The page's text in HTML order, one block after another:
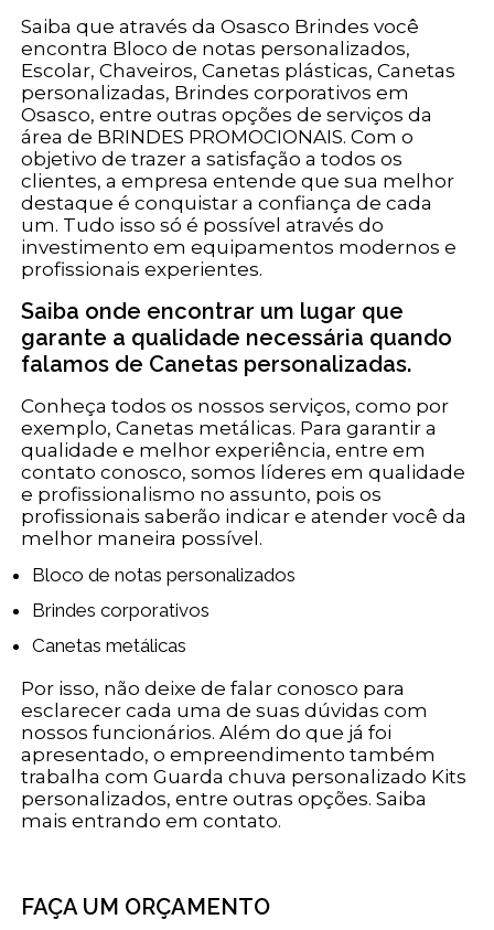
Saiba que através da Osasco Brindes você
encontra Bloco de notas personalizados,
Escolar, Chaveiros, Canetas plásticas, Canetas
personalizadas, Brindes corporativos em
Osasco, entre outras opções de serviços da
área de BRINDES PROMOCIONAIS. Com o
objetivo de trazer a satisfação a todos os
clientes, a empresa entende que sua melhor
destaque é conquistar a confiança de cada
um. Tudo isso só é possível através do
investimento em equipamentos modernos e
profissionais experientes.
Saiba onde encontrar um lugar que
garante a qualidade necessária quando
falamos de Canetas personalizadas.
Conheça todos os nossos serviços, como por
exemplo, Canetas metálicas. Para garantir a
qualidade e melhor experiência, entre em
contato conosco, somos líderes em qualidade
e profissionalismo no assunto, pois os
profissionais saberão indicar e atender você da
melhor maneira possível.
Bloco de notas personalizados
Brindes corporativos
Canetas metálicas
Por isso, não deixe de falar conosco para
esclarecer cada uma de suas dúvidas com
nossos funcionários. Além do que já foi
apresentado, o empreendimento também
trabalha com Guarda chuva personalizado Kits
personalizados, entre outras opções. Saiba
mais entrando em contato.
FAÇA UM ORÇAMENTO